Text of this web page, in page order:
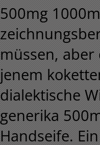
500mg
müssen,
jenem
dialektische
generika
Handseife.